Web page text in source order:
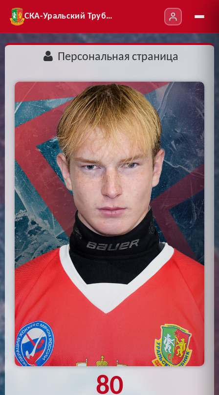
СКА-Уральский Трубник
Персональная страница
80